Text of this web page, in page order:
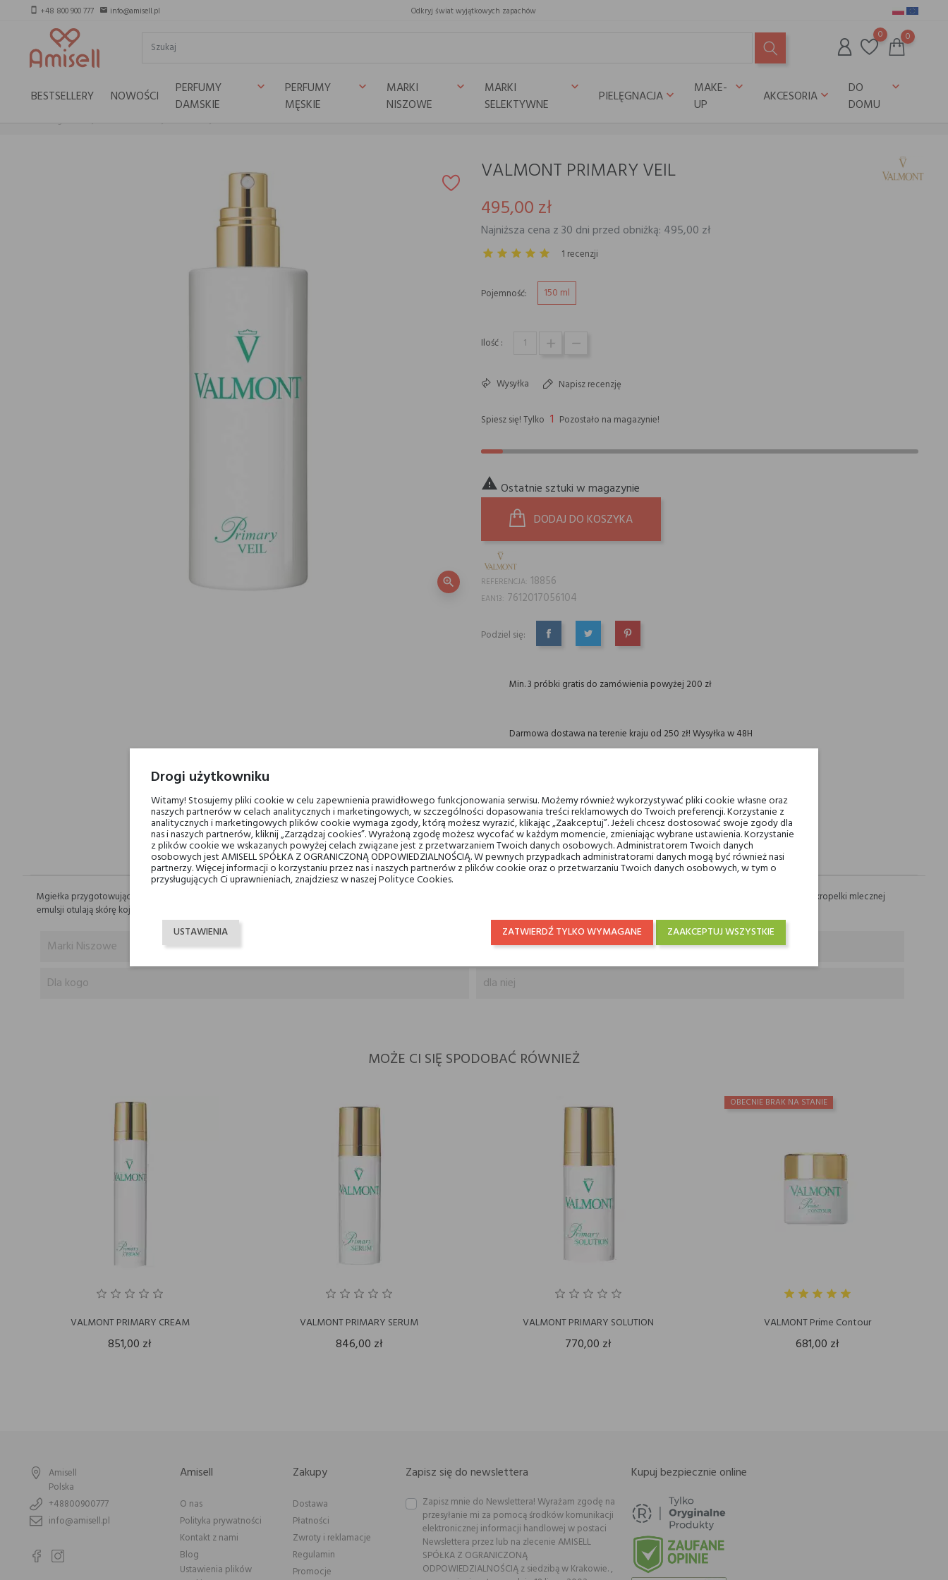
smartphone +48 800 900 777 email info@amisell.pl Odkryj świat wyjątkowych zapachów
0 0
BESTSELLERY NOWOŚCI
PERFUMY
DAMSKIE
keyboard_arrow_down
PERFUMY
MĘSKIE
keyboard_arrow_down
MARKI
NISZOWE
keyboard_arrow_down
MARKI
SELEKTYWNE
keyboard_arrow_down
PIELĘGNACJAkeyboard_arrow_down
MAKE-
UP
keyboard_arrow_down
AKCESORIAkeyboard_arrow_down
DO
DOMU
keyboard_arrow_down
Strona główna
zoom_in
VALMONT PRIMARY VEIL
495,00 zł
Najniższa cena z 30 dni przed obniżką: 495,00 zł
1 recenzji
Pojemność: 150 ml
Ilość :
Wysyłka Napisz recenzję
Spiesz się! Tylko 1 Pozostało na magazynie!
 Ostatnie sztuki w magazynie
DODAJ DO KOSZYKA
REFERENCJA: 18856
EAN13: 7612017056104
Podziel się:
UDOSTĘPNIJTWEETUJPINTEREST
Min. 3 próbki gratis do zamówienia powyżej 200 zł
Darmowa dostawa na terenie kraju od 250 zł! Wysyłka w 48H
OPIS GPSR RECENZJE(1)
Mgiełka przygotowująca. Pierwszy, uniwersalny etap pielęgnacji, który zapewnia skórze dobre samopoczucie i wspomaga obronę przed działaniem szkodliwych czynników zewnętrznych. Drobne kropelki mlecznej
emulsji otulają skórę kojącą i odświeżającą mgiełką. Rano i/lub wieczorem spryskaj oczyszczoną skórę twarzy.
Marki Niszowe
Valmont
Dla kogo
dla niej
MOŻE CI SIĘ SPODOBAĆ RÓWNIEŻ
VALMONT PRIMARY CREAM
851,00 zł
VALMONT PRIMARY SERUM
846,00 zł
VALMONT PRIMARY SOLUTION
770,00 zł
OBECNIE BRAK NA STANIE
VALMONT Prime Contour
681,00 zł
Amisell
Polska
+48800900777
info@amisell.pl
Amisell
O nas
Polityka prywatności
Kontakt z nami
Blog
Ustawienia plików
Zakupy
Dostawa
Płatności
Zwroty i reklamacje
Regulamin
Promocje
Zapisz się do newslettera
Zapisz mnie do Newslettera! Wyrażam zgodę na
przesyłanie mi za pomocą środków komunikacji
elektronicznej informacji handlowej w postaci
Newslettera przez lub na zlecenie AMISELL
SPÓŁKA Z OGRANICZONĄ
ODPOWIEDZIALNOŚCIĄ z siedzibą w Krakowie. ,
Kupuj bezpiecznie online
Drogi użytkowniku
Witamy! Stosujemy pliki cookie w celu zapewnienia prawidłowego funkcjonowania serwisu. Możemy również wykorzystywać pliki cookie własne oraz
naszych partnerów w celach analitycznych i marketingowych, w szczególności dopasowania treści reklamowych do Twoich preferencji. Korzystanie z
analitycznych i marketingowych plików cookie wymaga zgody, którą możesz wyrazić, klikając „Zaakceptuj”. Jeżeli chcesz dostosować swoje zgody dla
nas i naszych partnerów, kliknij „Zarządzaj cookies”. Wyrażoną zgodę możesz wycofać w każdym momencie, zmieniając wybrane ustawienia. Korzystanie
z plików cookie we wskazanych powyżej celach związane jest z przetwarzaniem Twoich danych osobowych. Administratorem Twoich danych
osobowych jest AMISELL SPÓŁKA Z OGRANICZONĄ ODPOWIEDZIALNOŚCIĄ. W pewnych przypadkach administratorami danych mogą być również nasi
partnerzy. Więcej informacji o korzystaniu przez nas i naszych partnerów z plików cookie oraz o przetwarzaniu Twoich danych osobowych, w tym o
przysługujących Ci uprawnieniach, znajdziesz w naszej Polityce Cookies.
USTAWIENIA ZAAKCEPTUJ WSZYSTKIE
ZATWIERDŹ TYLKO WYMAGANE